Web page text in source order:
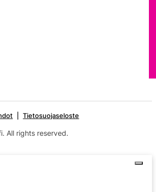
Tietosuojaseloste
All rights reserved.